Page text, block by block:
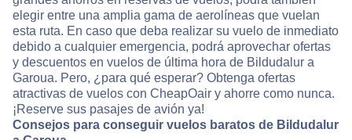
elegir entre una amplia gama de aerolíneas que vuelan
esta ruta. En caso que deba realizar su vuelo de inmediato
debido a cualquier emergencia, podrá aprovechar ofertas
y descuentos en vuelos de última hora de Bildudalur a
Garoua. Pero, ¿para qué esperar? Obtenga ofertas
atractivas de vuelos con CheapOair y ahorre como nunca.
¡Reserve sus pasajes de avión ya!
Consejos para conseguir vuelos baratos de Bildudalur